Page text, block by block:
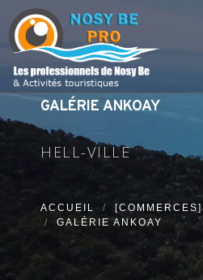
GALÉRIE ANKOAY
HELL-VILLE
ACCUEIL
[COMMERCES]
GALÉRIE ANKOAY